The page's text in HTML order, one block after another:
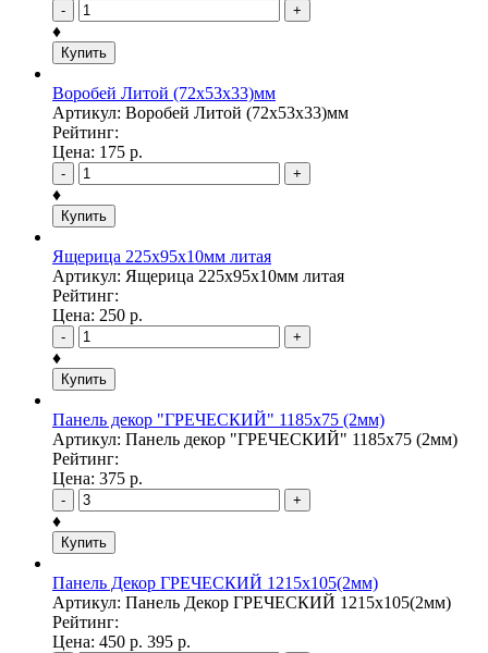
- +
♦
Купить
Воробей Литой (72х53х33)мм
Артикул: Воробей Литой (72х53х33)мм
Рейтинг:
Цена: 175 р.
- +
♦
Купить
Ящерица 225х95х10мм литая
Артикул: Ящерица 225х95х10мм литая
Рейтинг:
Цена: 250 р.
- +
♦
Купить
Панель декор "ГРЕЧЕСКИЙ" 1185х75 (2мм)
Артикул: Панель декор "ГРЕЧЕСКИЙ" 1185х75 (2мм)
Рейтинг:
Цена: 375 р.
- +
♦
Купить
Панель Декор ГРЕЧЕСКИЙ 1215х105(2мм)
Артикул: Панель Декор ГРЕЧЕСКИЙ 1215х105(2мм)
Рейтинг:
Цена: 450 р. 395 р.